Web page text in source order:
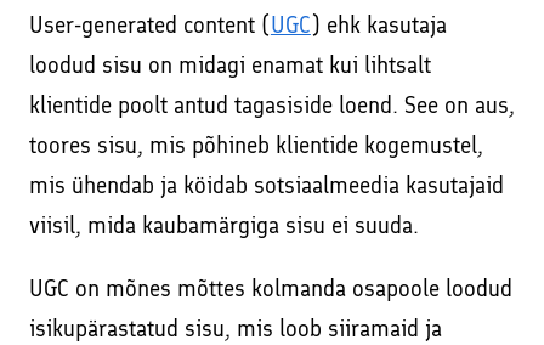
User-generated content (UGC) ehk kasutaja
loodud sisu on midagi enamat kui lihtsalt
klientide poolt antud tagasiside loend. See on aus,
toores sisu, mis põhineb klientide kogemustel,
mis ühendab ja köidab sotsiaalmeedia kasutajaid
viisil, mida kaubamärgiga sisu ei suuda.
UGC on mõnes mõttes kolmanda osapoole loodud
isikupärastatud sisu, mis loob siiramaid ja